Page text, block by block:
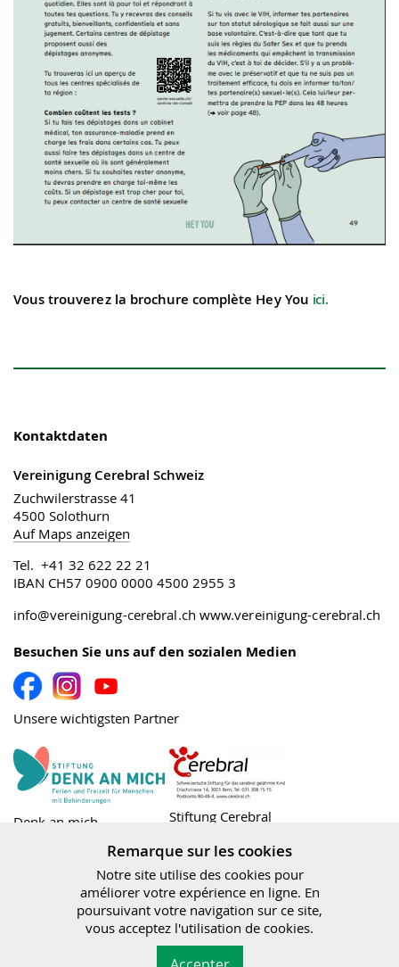
Vous trouverez la brochure complète Hey You ici.
Kontaktdaten
Vereinigung Cerebral Schweiz
Zuchwilerstrasse 41
4500 Solothurn
Auf Maps anzeigen
Tel. +41 32 622 22 21
IBAN CH57 0900 0000 4500 2955 3
info@vereinigung-cerebral.ch www.vereinigung-cerebral.ch
Besuchen Sie uns auf den sozialen Medien
Unsere wichtigsten Partner
Denk an mich Stiftung Cerebral
Bundesamt für
Sozialversicherungen
Remarque sur les cookies
Notre site utilise des cookies pour
améliorer votre expérience en ligne. En
poursuivant votre navigation sur ce site,
vous acceptez l'utilisation de cookies.